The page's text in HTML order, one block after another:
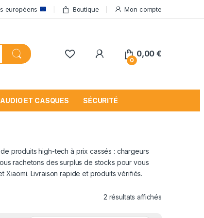
européens Boutique Mon compte
My Account
0
0,00€
AUDIO ET CASQUES SÉCURITÉ
produits high-tech à prix cassés : chargeurs
rachetons des surplus de stocks pour vous
Xiaomi. Livraison rapide et produits vérifiés.
2 résultats affichés